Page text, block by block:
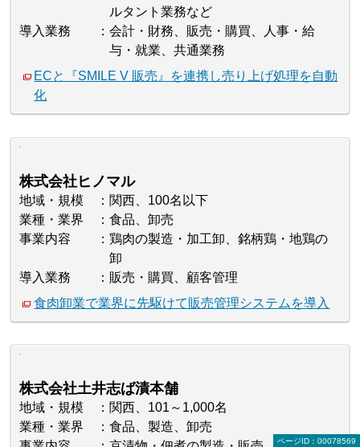
ルタント業務など
導入業務
会計・財務、販売・購買、人事・給
与・就業、共通業務
ECと『SMILE V 販売』を連携し売り上げ処理を自動
化
株式会社ヒノマル
地域・規模
関西、100名以下
業種・業界
食品、卸売
事業内容
鶏肉の製造・加工卸、銘柄鶏・地鶏の
卸
導入業務
販売・購買、顧客管理
食肉卸業で業界に先駆けて販売管理システムを導入
株式会社土井志ば漬本舗
地域・規模
関西、101～1,000名
業種・業界
食品、製造、卸売
ページID：00078569